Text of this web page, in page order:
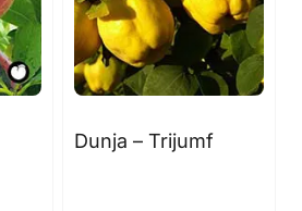
Dunja – Trijumf